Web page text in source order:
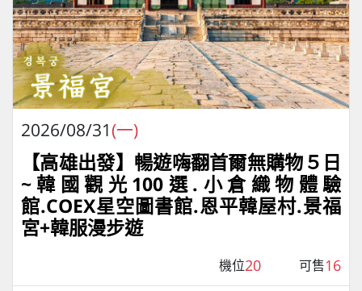
2026/08/31(一)
【高雄出發】暢遊嗨翻首爾無購物５日
~韓國觀光100選.小倉織物體驗
館.COEX星空圖書館.恩平韓屋村.景福
宮+韓服漫步遊
機位20 可售16